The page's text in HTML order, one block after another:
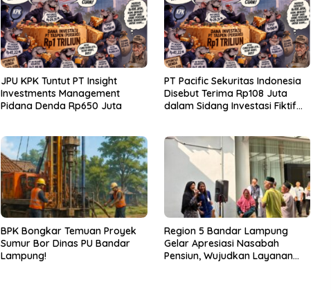
JPU KPK Tuntut PT Insight
Investments Management
Pidana Denda Rp650 Juta
PT Pacific Sekuritas Indonesia
Disebut Terima Rp108 Juta
dalam Sidang Investasi Fiktif
BPK Bongkar Temuan Proyek
Sumur Bor Dinas PU Bandar
Lampung!
Region 5 Bandar Lampung
Gelar Apresiasi Nasabah
Pensiun, Wujudkan Layanan